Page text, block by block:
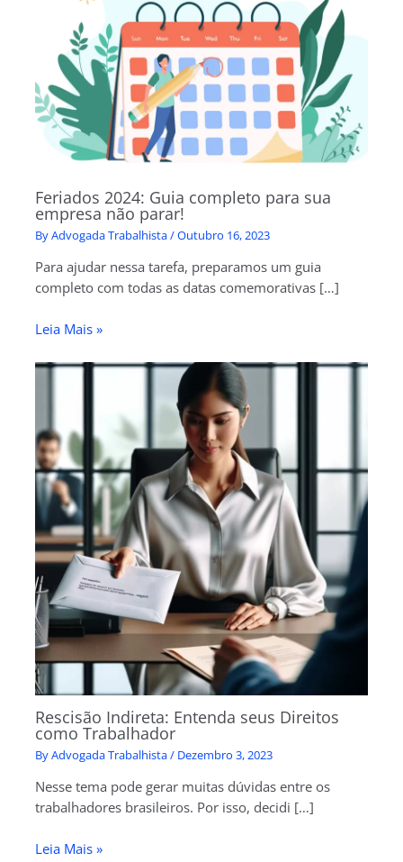
Feriados 2024: Guia completo para sua
empresa não parar!
ByAdvogada Trabalhista/Outubro 16, 2023
Para ajudar nessa tarefa, preparamos um guia
completo com todas as datas comemorativas […]
Leia Mais »
Rescisão Indireta: Entenda seus Direitos
como Trabalhador
ByAdvogada Trabalhista/ Dezembro 3, 2023
Nesse tema pode gerar muitas dúvidas entre os
trabalhadores brasileiros. Por isso, decidi […]
Leia Mais »